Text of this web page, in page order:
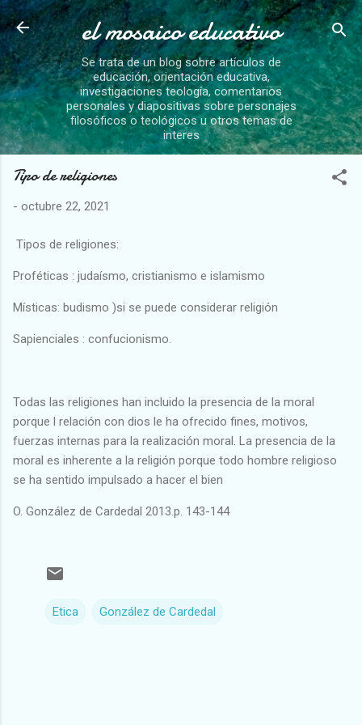
Ir al contenido principal
el mosaico educativo
Se trata de un blog sobre artículos de
educación, orientación educativa,
investigaciones teología, comentarios
personales y diapositivas sobre personajes
filosóficos o teológicos u otros temas de
interes
Tipo de religiones
- octubre 22, 2021
Tipos de religiones:
Proféticas : judaísmo, cristianismo e islamismo
Místicas: budismo )si se puede considerar religión
Sapienciales : confucionismo.
Todas las religiones han incluido la presencia de la moral
porque l relación con dios le ha ofrecido fines, motivos,
fuerzas internas para la realización moral. La presencia de la
moral es inherente a la religión porque todo hombre religioso
se ha sentido impulsado a hacer el bien
O. González de Cardedal 2013.p. 143-144
Etica González de Cardedal